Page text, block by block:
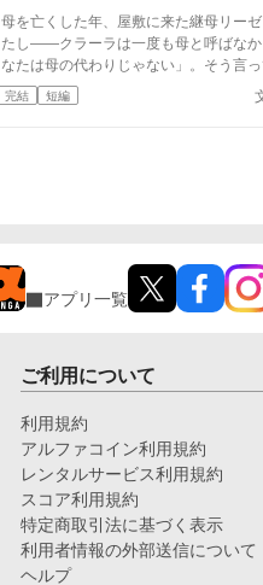
母を亡くした年、屋敷に来た継母リー
たし——クラーラは一度も母と呼ばなか
なたは母の代わりじゃない」。そう言
彼女は静かに頷くだけで、決して母の
た。 父が亡くなり、後ろ盾を失ったリ
ていた。 わたしが「母を奪おうとして
だ人は、わたしのために、亡き母を生か
た。母の代わりになろうとしなかった
もいなかった。
完結 短編
アプリ一覧
ご利用について
利用規約
アルファコイン利用規約
レンタルサービス利用規約
スコア利用規約
特定商取引法に基づく表示
利用者情報の外部送信について
ヘルプ